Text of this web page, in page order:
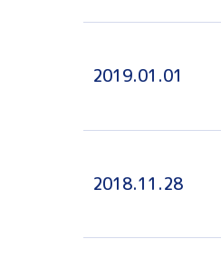
2019.01.01
2018.11.28